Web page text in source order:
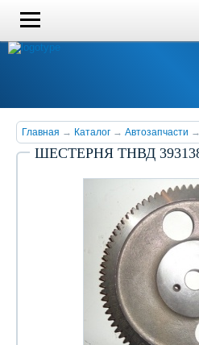
Главная → Каталог → Автозапчасти →
ШЕСТЕРНЯ ТНВД